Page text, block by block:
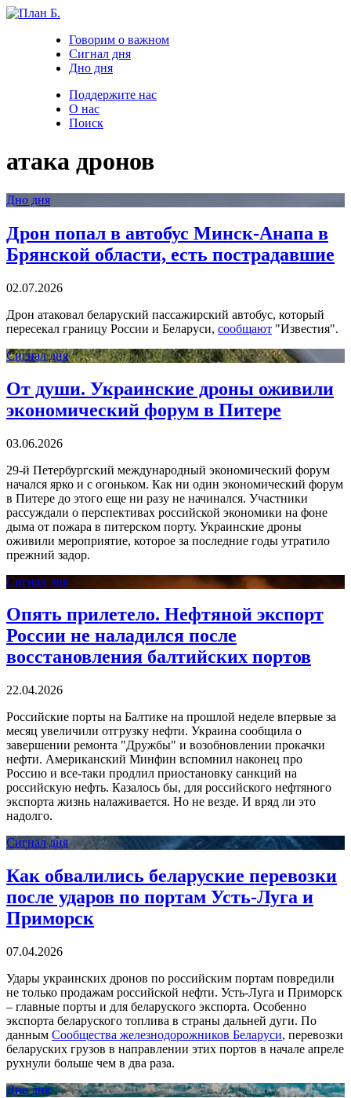
Говорим о важном
Сигнал дня
Дно дня
Поддержите нас
О нас
Поиск
атака дронов
Дно дня
Дрон попал в автобус Минск-Анапа в
Брянской области, есть пострадавшие
02.07.2026
Дрон атаковал беларуский пассажирский автобус, который
пересекал границу России и Беларуси, сообщают "Известия".
Сигнал дня
От души. Украинские дроны оживили
экономический форум в Питере
03.06.2026
29-й Петербургский международный экономический форум
начался ярко и с огоньком. Как ни один экономический форум
в Питере до этого еще ни разу не начинался. Участники
рассуждали о перспективах российской экономики на фоне
дыма от пожара в питерском порту. Украинские дроны
оживили мероприятие, которое за последние годы утратило
прежний задор.
Сигнал дня
Опять прилетело. Нефтяной экспорт
России не наладился после
восстановления балтийских портов
22.04.2026
Российские порты на Балтике на прошлой неделе впервые за
месяц увеличили отгрузку нефти. Украина сообщила о
завершении ремонта "Дружбы" и возобновлении прокачки
нефти. Американский Минфин вспомнил наконец про
Россию и все-таки продлил приостановку санкций на
российскую нефть. Казалось бы, для российского нефтяного
экспорта жизнь налаживается. Но не везде. И вряд ли это
надолго.
Сигнал дня
Как обвалились беларуские перевозки
после ударов по портам Усть-Луга и
Приморск
07.04.2026
Удары украинских дронов по российским портам повредили
не только продажам российской нефти. Усть-Луга и Приморск
– главные порты и для беларуского экспорта. Особенно
экспорта беларуского топлива в страны дальней дуги. По
данным Сообщества железнодорожников Беларуси, перевозки
беларуских грузов в направлении этих портов в начале апреле
рухнули больше чем в два раза.
Дно дня